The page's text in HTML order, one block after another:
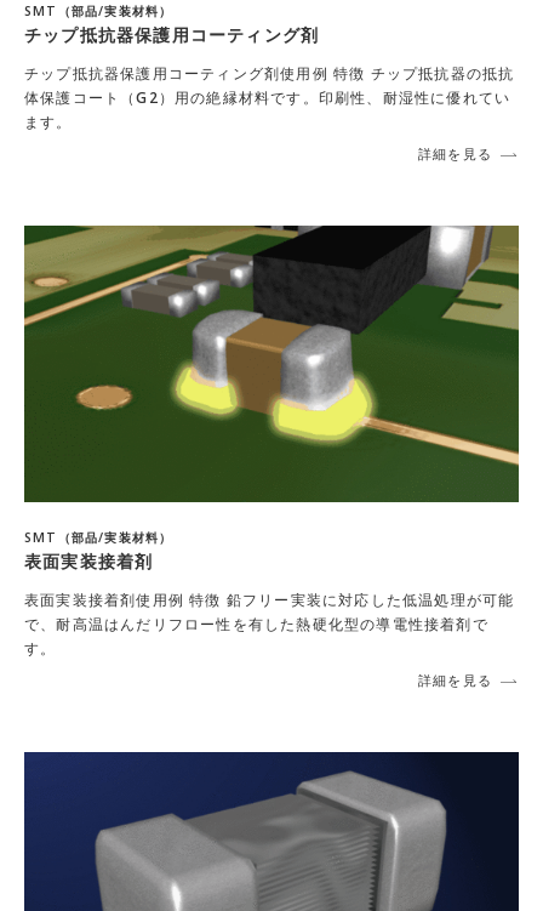
SMT（部品/実装材料）
チップ抵抗器保護用コーティング剤
チップ抵抗器保護用コーティング剤使用例 特徴 チップ抵抗器の抵抗
体保護コート（G2）用の絶縁材料です。印刷性、耐湿性に優れてい
ます。
詳細を見る
SMT（部品/実装材料）
表面実装接着剤
表面実装接着剤使用例 特徴 鉛フリー実装に対応した低温処理が可能
で、耐高温はんだリフロー性を有した熱硬化型の導電性接着剤で
す。
詳細を見る